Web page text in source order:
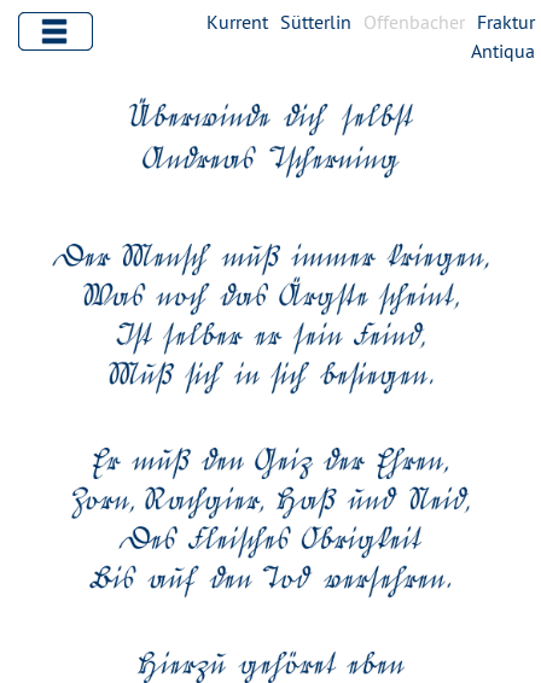
Kurrent Sütterlin Offenbacher Fraktur
Antiqua